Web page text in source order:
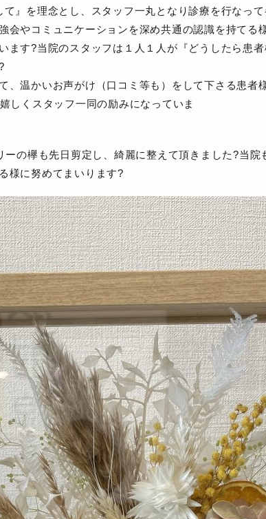
』を理念とし、スタッフ一丸となり診療を行なっ
会やコミュニケーションを深め共通の認識を持てる
ます?当院のスタッフは１人１人が『どうしたら患
、温かいお声がけ（口コミ等も）をして下さる患者
嬉しくスタッフ一同の励みになっていま
の欅も先日剪定し、綺麗に整えて頂きました?当院
様に努めてまいります?